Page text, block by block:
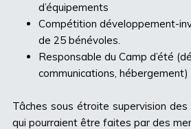
d’équipements
Compétition développement-
de 25 bénévoles.
Responsable du Camp d’été
communications, hébergement)
Tâches sous étroite supervision
qui pourraient être faites par des